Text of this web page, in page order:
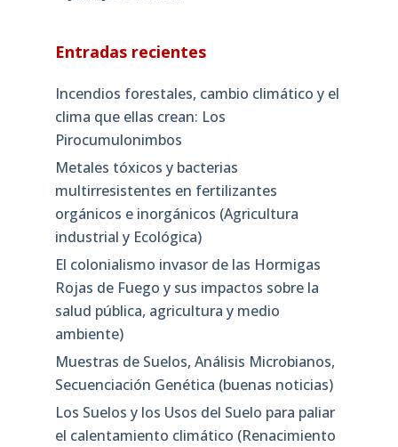
Entradas recientes
Incendios forestales, cambio climático y el
clima que ellas crean: Los
Pirocumulonimbos
Metales tóxicos y bacterias
multirresistentes en fertilizantes
orgánicos e inorgánicos (Agricultura
industrial y Ecológica)
El colonialismo invasor de las Hormigas
Rojas de Fuego y sus impactos sobre la
salud pública, agricultura y medio
ambiente)
Muestras de Suelos, Análisis Microbianos,
Secuenciación Genética (buenas noticias)
Los Suelos y los Usos del Suelo para paliar
el calentamiento climático (Renacimiento